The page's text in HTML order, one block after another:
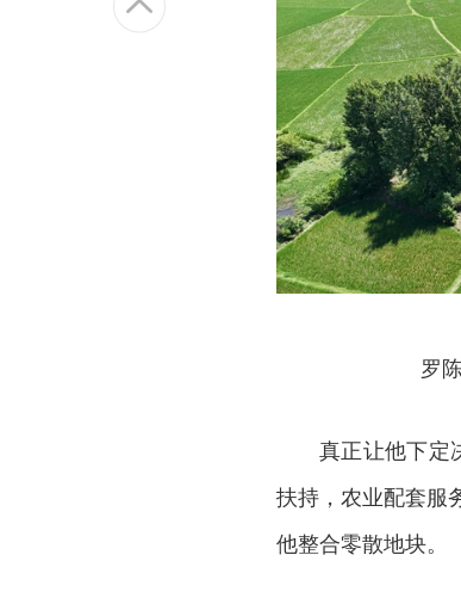
罗
真正让他下定
扶持，农业配套服
他整合零散地块。